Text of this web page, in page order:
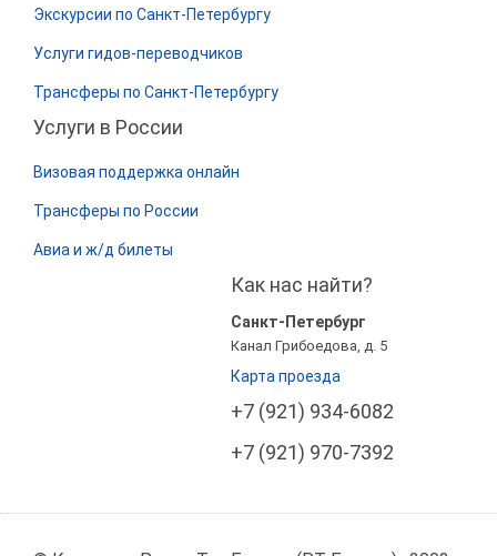
Экскурсии по Санкт-Петербургу
Услуги гидов-переводчиков
Трансферы по Санкт-Петербургу
Услуги в России
Визовая поддержка онлайн
Трансферы по России
Авиа и ж/д билеты
Как нас найти?
Санкт-Петербург
Канал Грибоедова, д. 5
Карта проезда
+7 (921) 934-6082
+7 (921) 970-7392